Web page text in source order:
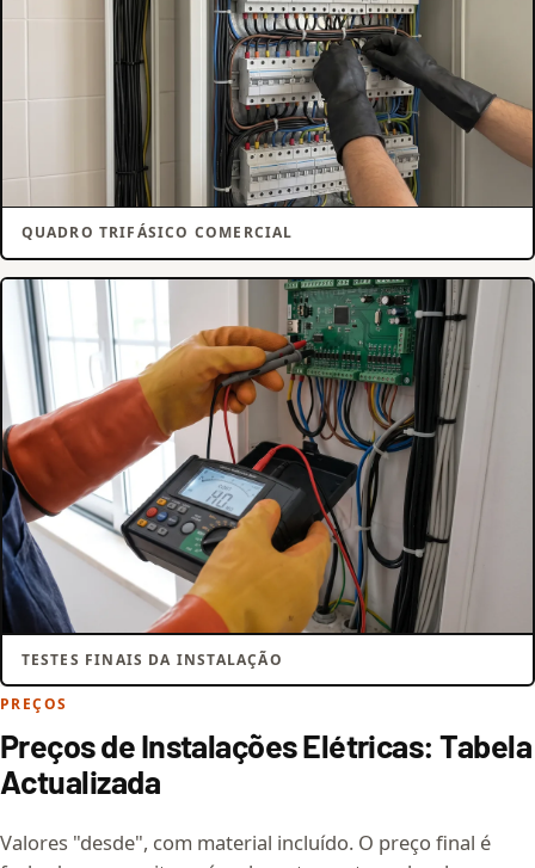
QUADRO TRIFÁSICO COMERCIAL
TESTES FINAIS DA INSTALAÇÃO
PREÇOS
Preços de Instalações Elétricas: Tabela
Actualizada
Valores "desde", com material incluído. O preço final é